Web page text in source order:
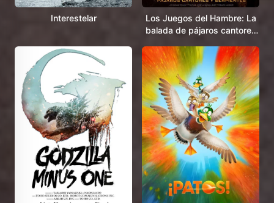
Interestelar
Los Juegos del Hambre: La
balada de pájaros cantores